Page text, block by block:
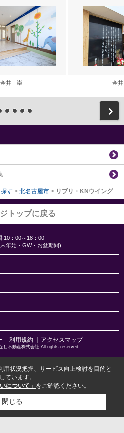
金井 崇 金
す > 北名古屋市 > リブリ・KNウイング
トップに戻る
:10：00～18：00
年始・GW・お盆期間)
利用規約 ｜アクセスマップ
し不動産株式会社 All rights reserved.
用状況把握、サービス向上検討を目的と
ています。
について」 をご確認ください。
閉じる